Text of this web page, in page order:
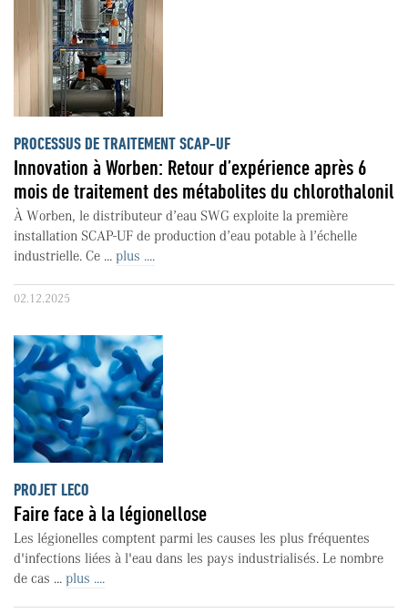
PROCESSUS DE TRAITEMENT SCAP-UF
Innovation à Worben: Retour d’expérience après 6
mois de traitement des métabolites du chlorothalonil
À Worben, le distributeur d’eau SWG exploite la première
installation SCAP-UF de production d’eau potable à l’échelle
industrielle. Ce ... plus ....
02.12.2025
PROJET LECO
Faire face à la légionellose
Les légionelles comptent parmi les causes les plus fréquentes
d'infections liées à l'eau dans les pays industrialisés. Le nombre
de cas ... plus ....